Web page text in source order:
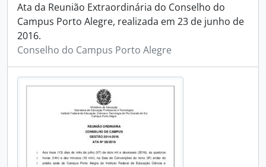
Ata da Reunião Extraordinária do Conselho do
Campus Porto Alegre, realizada em 23 de junho de
2016.
Conselho do Campus Porto Alegre